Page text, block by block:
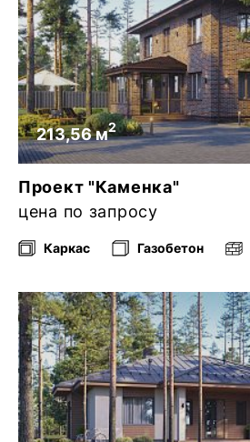
213,56 м2
Проект "Каменка"
цена по запросу
Каркас Газобетон